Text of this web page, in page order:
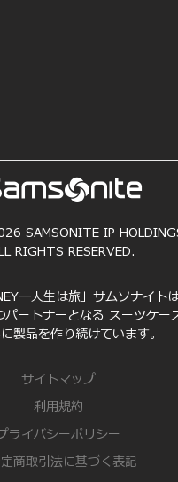
SAMSONITE IP
RIGHTS RESERVED.
人生は旅」サムソナイト
パートナーとなる スーツケー
製品を作り続けています。
サイトマップ
利用規約
ライバシーポリシー
商取引法に基づく表記